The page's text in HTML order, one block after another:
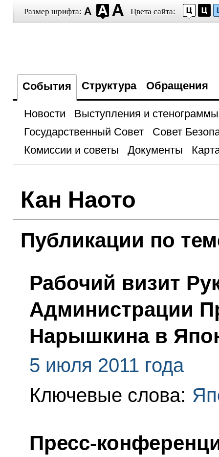
Размер шрифта: Цвета сайта:
События Структура Обращения
Новости
Выступления и стенограммы
Государственный Совет
Совет
Комиссии и советы
Документы
Кан Наото
Публикации по
Рабочий визит
Администрации
Нарышкина в
5 июля 2011 года
Ключевые слова:
Пресс-